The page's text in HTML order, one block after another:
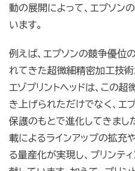
動の展開によって、エプソン
います。
例えば、エプソンの競争優位
れてきた超微細精密加工技術
エゾプリントヘッドは、この
き上げられただけでなく、エ
保護のもとで進化してきまし
載によるラインアップの拡充
る量産化が実現し、プリンテ